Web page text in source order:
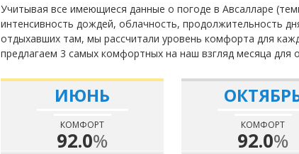
Учитывая все имеющиеся данные о погоде в Авсалларе
интенсивность дождей, облачность, продолжительность
отдыхавших там, мы рассчитали уровень комфорта для
предлагаем 3 самых комфортных на наш взгляд месяца для
ИЮНЬ
КОМФОРТ
92.0%
КОМФОРТ
92.0%